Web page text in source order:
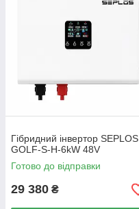
Гібридний інвертор SEPLOS
GOLF-S-H-6kW 48V
Готово до відправки
29 380 ₴